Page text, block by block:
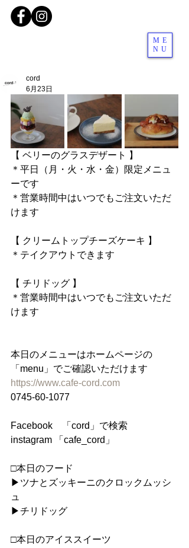
ME
NU
cord
6月23日
【 ベリーのグラスデザート 】
＊平日（月・火・水・金）限定メニュ
ーです
＊営業時間中はいつでもご注文いただ
けます
【 クリームトップチーズケーキ 】
＊テイクアウトできます
【 チリドッグ 】
＊営業時間中はいつでもご注文いただ
けます
本日のメニューはホームページの
「menu」でご確認いただけます
https://www.cafe-cord.com
0745-60-1077
Facebook　「cord」で検索
instagram 「cafe_cord」
□本日のフード
▶︎ツナとズッキーニのクロックムッシ
ュ
▶︎チリドッグ
□本日のアイススイーツ